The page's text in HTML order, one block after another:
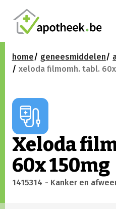
home geneesmiddelen
xeloda filmomh. tabl.
Xeloda
60x 150mg
1415314 - Kanker en